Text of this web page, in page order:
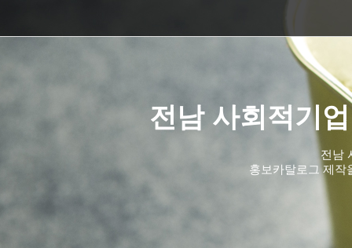
전남 사회적기
전남
홍보카탈로그 제작